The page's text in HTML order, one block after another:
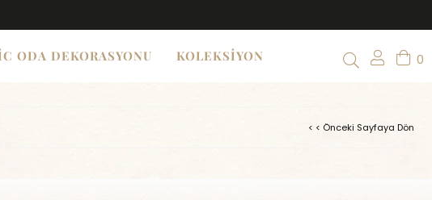
0
ODA DEKORASYONU KOLEKSİYON
< < Önceki Sayfaya Dön